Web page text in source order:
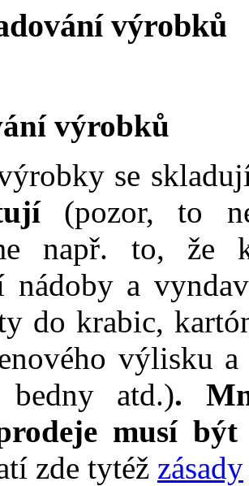
výrobků
výrobků
se
(pozor, to
např. to, že
nádoby a
do krabic,
výlisku
bedny atd.).
musí
zde tytéž zásady